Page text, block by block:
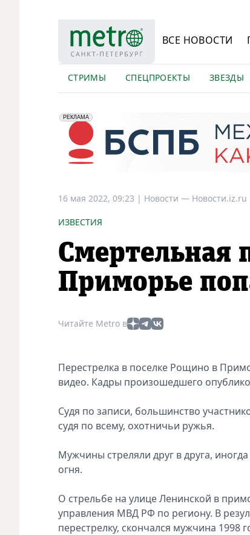
ВСЕ НОВОСТИ
СТРИМЫ СПЕЦПРОЕКТЫ ЗВЕЗДЫ
erid: 2VfnxyFybV5
РЕКЛАМА
ПАО "Банк "Санкт-Петербург", ИНН: 7831000027
16 мая 2022, 09:23 | Новости — Новости.iz.ru
ИЗВЕСТИЯ
Смертельная
Приморье
Читайте Metro в
Перестрелка в поселке Рощино в
видео. Кадры произошедшего
Судя по записи, большинство
судя по всему, охотничьи ружья.
Мужчины стреляли друг в друга,
огня.
О стрельбе на улице Ленинской в
управления МВД РФ по региону. В
перестрелку, скончался мужчина 1998